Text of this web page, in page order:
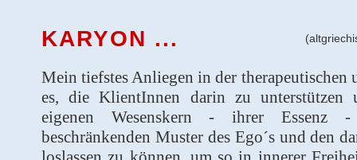
KARYON ...
Mein tiefstes Anliegen in der therapeutischen
es, die KlientInnen darin zu unterstützen
eigenen Wesenskern - ihrer Essenz -
beschränkenden Muster des Ego´s und den